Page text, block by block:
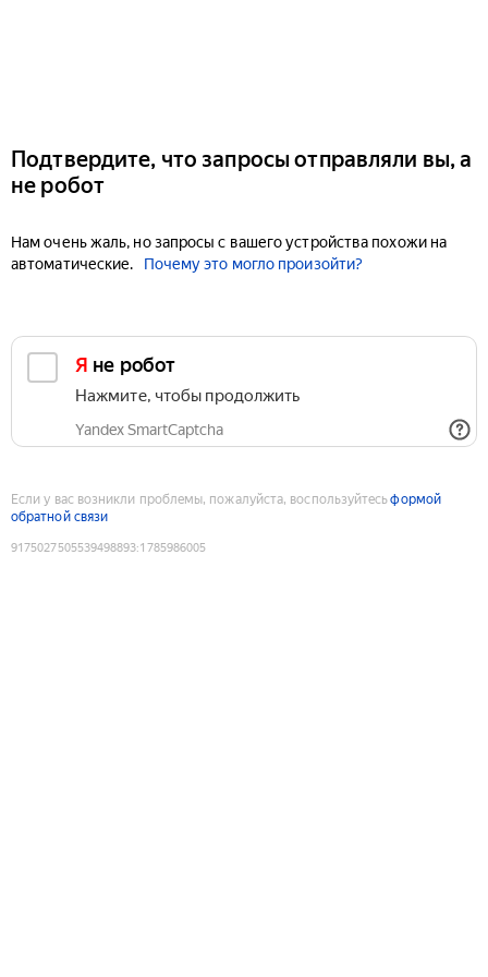
Подтвердите, что запросы отправляли вы, а
не робот
Нам очень жаль, но запросы с вашего устройства похожи на
автоматические.
Почему это могло произойти?
Я не робот
Нажмите, чтобы продолжить
Yandex SmartCaptcha
Если у вас возникли проблемы, пожалуйста, воспользуйтесьформой
обратной связи
9175027505539498893:1785986005